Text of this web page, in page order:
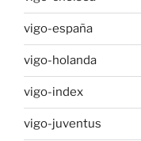
vigo-españa
vigo-holanda
vigo-index
vigo-juventus